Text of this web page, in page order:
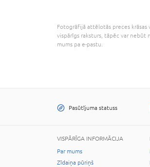
Fotogrāfijā attēlotās preces krāsas
vispārīgs raksturs, tāpēc var nebūt
mums pa e-pastu.
Pasūtījuma statuss
VISPĀRĪGA INFORMĀCIJA
Par mums
Zīdaiņa pūriņš